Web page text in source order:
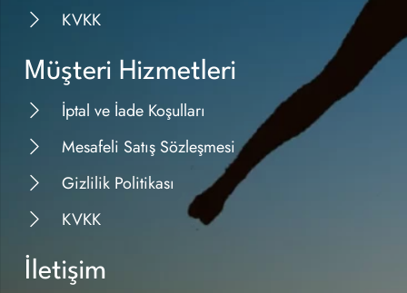
KVKK
Müşteri Hizmetleri
İptal ve İade Koşulları
Mesafeli Satış Sözleşmesi
Gizlilik Politikası
KVKK
İletişim